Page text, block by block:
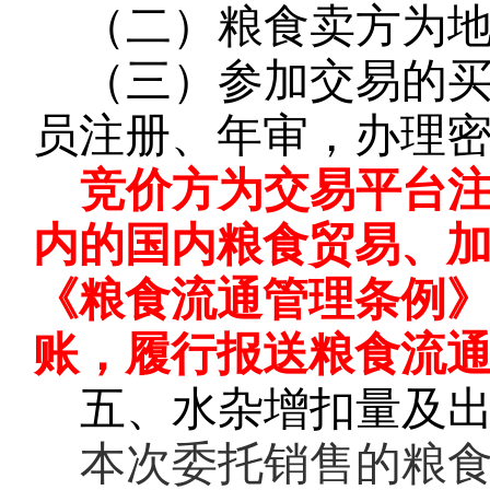
（二）粮食卖方为
（三）参加交易的
员注册、年审，办理
竞价方为交易平台
内的国内粮食贸易、
《粮食流通管理条例
账，履行报送粮食流
五、水杂增扣量及
本次委托销售的粮